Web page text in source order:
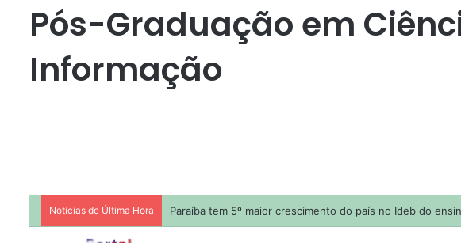
Pós-Graduação em
Informação